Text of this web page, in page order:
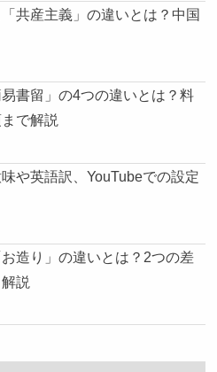
「共産主義」の違いとは？中国
易書留」の4つの違いとは？料
で解説
や英語訳、YouTubeでの設定
お造り」の違いとは？2つの差
説